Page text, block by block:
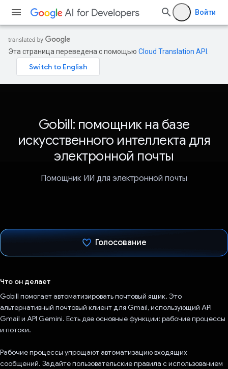
Войти
Эта страница переведена с помощью Cloud Translation API
Gobill: помощник на базе
искусственного интеллекта для
электронной почты
Помощник ИИ для электронной почты
Голосование
Что он делает
Gobill помогает автоматизировать почтовый ящик. Это
альтернативный почтовый клиент для Gmail, использующий API
Gmail и API Gemini. Есть две основные функции: рабочие процессы
и потоки.
Рабочие процессы упрощают автоматизацию входящих
сообщений. Задайте пользовательские правила с использованием